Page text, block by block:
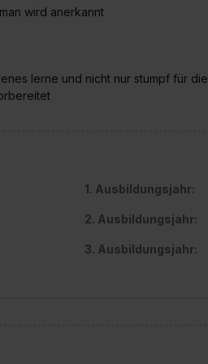
wird anerkannt
lerne und nicht nur stumpf für die
1. Ausbildungsjahr:
2. Ausbildungsjahr:
3. Ausbildungsjahr: